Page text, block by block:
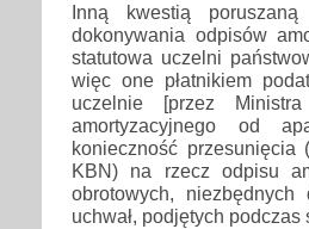
Inną kwestią
dokonywania odpisów
statutowa uczelni
więc one płatnikiem
uczelnie [przez
amortyzacyjnego od
konieczność
KBN) na rzecz odpisu
obrotowych,
uchwał, podjętych podczas